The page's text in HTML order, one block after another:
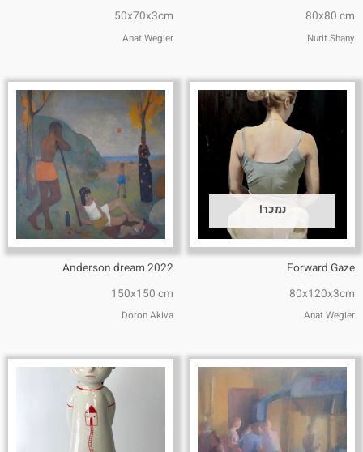
80x80 cm
Nurit Shany
50x70x3cm
Anat Wegier
נמכר!
Forward Gaze
80x120x3cm
Anat Wegier
Anderson dream 2022
150x150 cm
Doron Akiva